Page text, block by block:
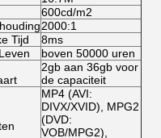
600cd/m2
2000:1
Tijd
8ms
boven 50000 uren
2gb aan 36gb voor
de capaciteit
MP4 (AVI:
DIVX/XVID), MPG2
(DVD:
VOB/MPG2),